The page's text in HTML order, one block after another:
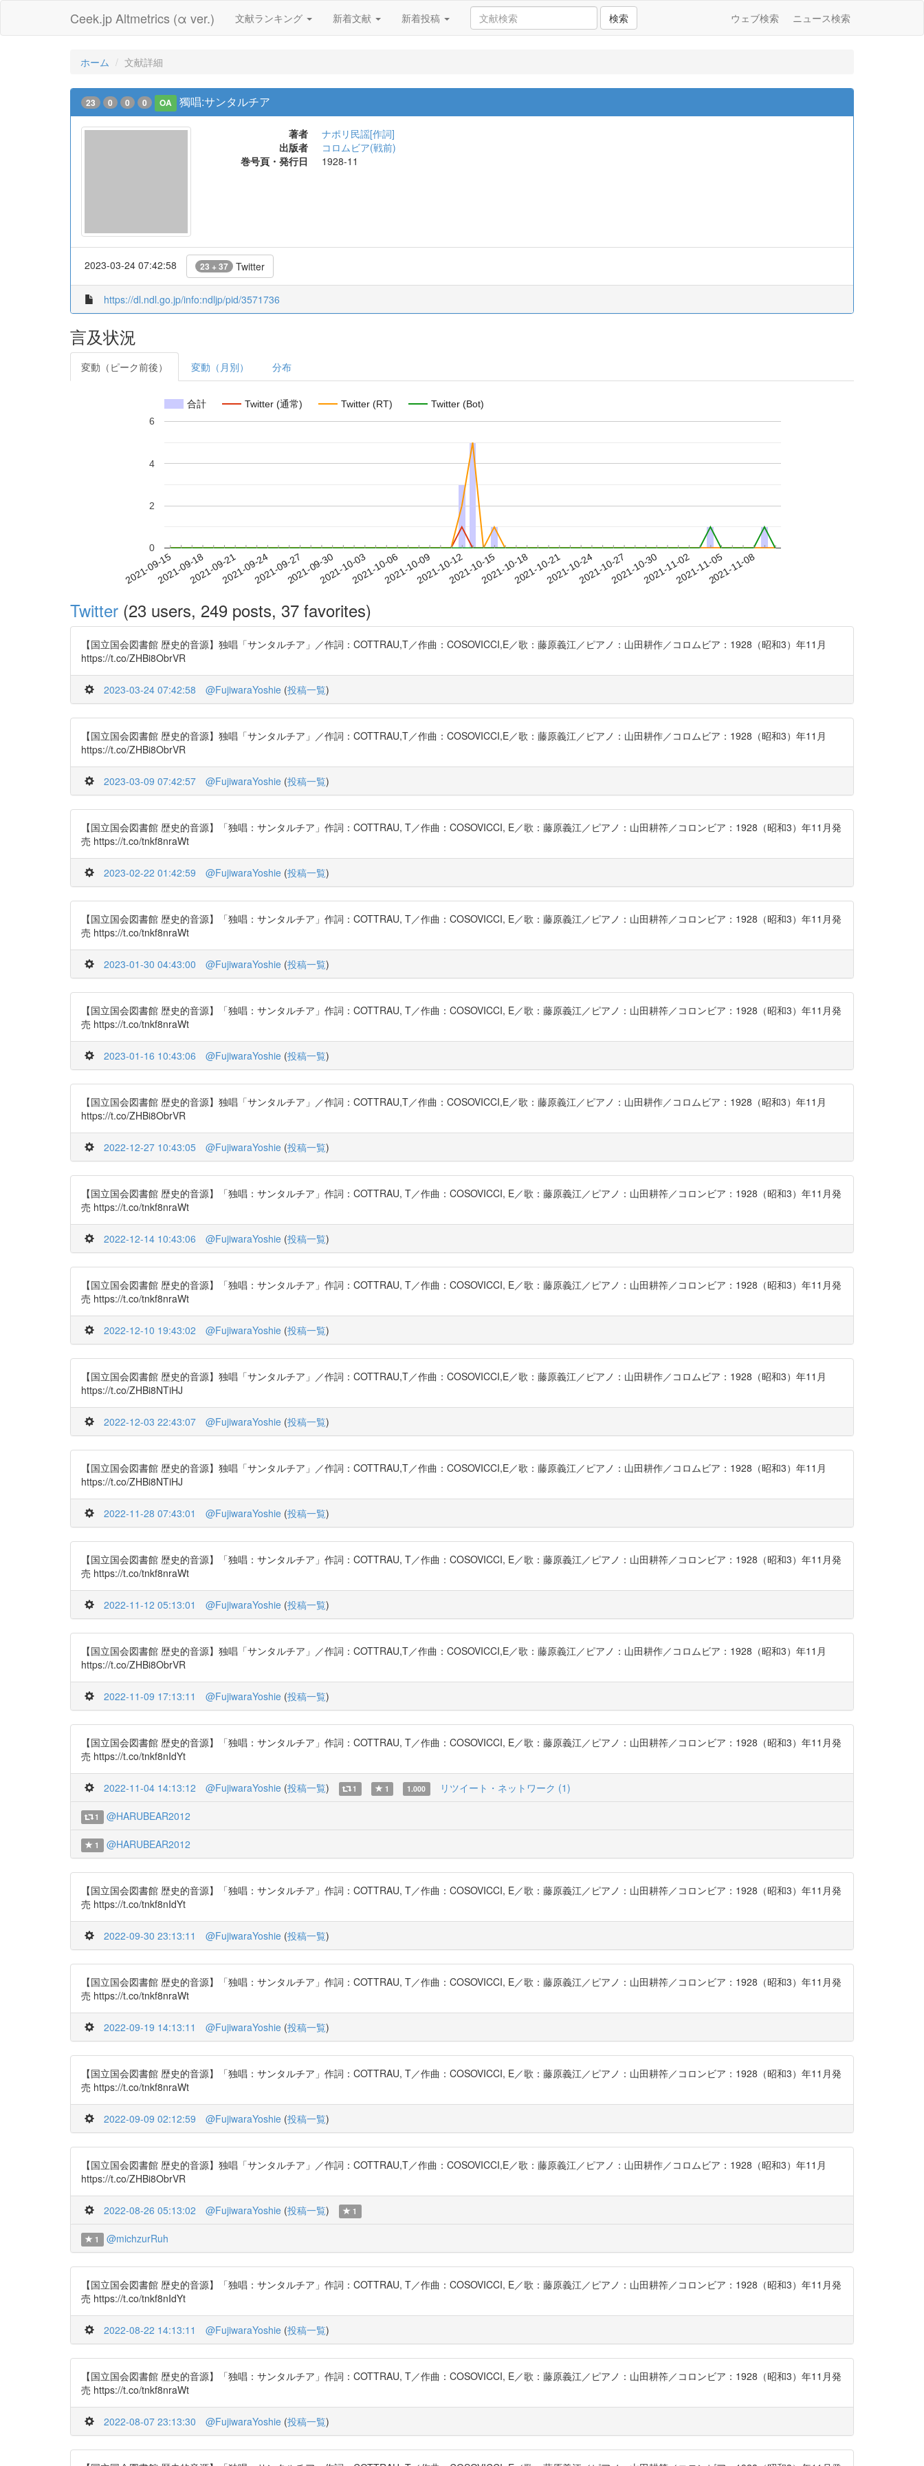
Ceek.jp Altmetrics (α ver.) 文献ランキング 新着文献 新着投稿 検索 ウェブ検索 ニュース検索
ホーム 文献詳細
23 0 0 0 OA 獨唱:サンタルチア
著者
ナポリ民謡[作詞]
出版者
コロムビア(戦前)
巻号頁・発行日
1928-11
2023-03-24 07:42:58 23 + 37 Twitter
https://dl.ndl.go.jp/info:ndljp/pid/3571736
言及状況
変動（ピーク前後） 変動（月別） 分布
合計 Twitter (通常) Twitter (RT) Twitter (Bot)
2021-09-152021-09-182021-09-212021-09-242021-09-272021-09-302021-10-032021-10-062021-10-092021-10-122021-10-152021-10-182021-10-212021-10-242021-10-272021-10-302021-11-022021-11-052021-11-08
0
2
4
6
Twitter (23 users, 249 posts, 37 favorites)
【国立国会図書館 歴史的音源】独唱「サンタルチア」／作詞：COTTRAU,T／作曲：COSOVICCI,E／歌：藤原義江／ピアノ：山田耕作／コロムビア：1928（昭和3）年11月
https://t.co/ZHBi8ObrVR
2023-03-24 07:42:58 @FujiwaraYoshie (投稿一覧)
【国立国会図書館 歴史的音源】独唱「サンタルチア」／作詞：COTTRAU,T／作曲：COSOVICCI,E／歌：藤原義江／ピアノ：山田耕作／コロムビア：1928（昭和3）年11月
https://t.co/ZHBi8ObrVR
2023-03-09 07:42:57 @FujiwaraYoshie (投稿一覧)
【国立国会図書館 歴史的音源】「独唱：サンタルチア」作詞：COTTRAU, T／作曲：COSOVICCI, E／歌：藤原義江／ピアノ：山田耕筰／コロンビア：1928（昭和3）年11月発
売 https://t.co/tnkf8nraWt
2023-02-22 01:42:59 @FujiwaraYoshie (投稿一覧)
【国立国会図書館 歴史的音源】「独唱：サンタルチア」作詞：COTTRAU, T／作曲：COSOVICCI, E／歌：藤原義江／ピアノ：山田耕筰／コロンビア：1928（昭和3）年11月発
売 https://t.co/tnkf8nraWt
2023-01-30 04:43:00 @FujiwaraYoshie (投稿一覧)
【国立国会図書館 歴史的音源】「独唱：サンタルチア」作詞：COTTRAU, T／作曲：COSOVICCI, E／歌：藤原義江／ピアノ：山田耕筰／コロンビア：1928（昭和3）年11月発
売 https://t.co/tnkf8nraWt
2023-01-16 10:43:06 @FujiwaraYoshie (投稿一覧)
【国立国会図書館 歴史的音源】独唱「サンタルチア」／作詞：COTTRAU,T／作曲：COSOVICCI,E／歌：藤原義江／ピアノ：山田耕作／コロムビア：1928（昭和3）年11月
https://t.co/ZHBi8ObrVR
2022-12-27 10:43:05 @FujiwaraYoshie (投稿一覧)
【国立国会図書館 歴史的音源】「独唱：サンタルチア」作詞：COTTRAU, T／作曲：COSOVICCI, E／歌：藤原義江／ピアノ：山田耕筰／コロンビア：1928（昭和3）年11月発
売 https://t.co/tnkf8nraWt
2022-12-14 10:43:06 @FujiwaraYoshie (投稿一覧)
【国立国会図書館 歴史的音源】「独唱：サンタルチア」作詞：COTTRAU, T／作曲：COSOVICCI, E／歌：藤原義江／ピアノ：山田耕筰／コロンビア：1928（昭和3）年11月発
売 https://t.co/tnkf8nraWt
2022-12-10 19:43:02 @FujiwaraYoshie (投稿一覧)
【国立国会図書館 歴史的音源】独唱「サンタルチア」／作詞：COTTRAU,T／作曲：COSOVICCI,E／歌：藤原義江／ピアノ：山田耕作／コロムビア：1928（昭和3）年11月
https://t.co/ZHBi8NTiHJ
2022-12-03 22:43:07 @FujiwaraYoshie (投稿一覧)
【国立国会図書館 歴史的音源】独唱「サンタルチア」／作詞：COTTRAU,T／作曲：COSOVICCI,E／歌：藤原義江／ピアノ：山田耕作／コロムビア：1928（昭和3）年11月
https://t.co/ZHBi8NTiHJ
2022-11-28 07:43:01 @FujiwaraYoshie (投稿一覧)
【国立国会図書館 歴史的音源】「独唱：サンタルチア」作詞：COTTRAU, T／作曲：COSOVICCI, E／歌：藤原義江／ピアノ：山田耕筰／コロンビア：1928（昭和3）年11月発
売 https://t.co/tnkf8nraWt
2022-11-12 05:13:01 @FujiwaraYoshie (投稿一覧)
【国立国会図書館 歴史的音源】独唱「サンタルチア」／作詞：COTTRAU,T／作曲：COSOVICCI,E／歌：藤原義江／ピアノ：山田耕作／コロムビア：1928（昭和3）年11月
https://t.co/ZHBi8ObrVR
2022-11-09 17:13:11 @FujiwaraYoshie (投稿一覧)
【国立国会図書館 歴史的音源】「独唱：サンタルチア」作詞：COTTRAU, T／作曲：COSOVICCI, E／歌：藤原義江／ピアノ：山田耕筰／コロンビア：1928（昭和3）年11月発
売 https://t.co/tnkf8nIdYt
2022-11-04 14:13:12 @FujiwaraYoshie (投稿一覧) 1 1 1.000 リツイート・ネットワーク (1)
1 @HARUBEAR2012
1 @HARUBEAR2012
【国立国会図書館 歴史的音源】「独唱：サンタルチア」作詞：COTTRAU, T／作曲：COSOVICCI, E／歌：藤原義江／ピアノ：山田耕筰／コロンビア：1928（昭和3）年11月発
売 https://t.co/tnkf8nIdYt
2022-09-30 23:13:11 @FujiwaraYoshie (投稿一覧)
【国立国会図書館 歴史的音源】「独唱：サンタルチア」作詞：COTTRAU, T／作曲：COSOVICCI, E／歌：藤原義江／ピアノ：山田耕筰／コロンビア：1928（昭和3）年11月発
売 https://t.co/tnkf8nraWt
2022-09-19 14:13:11 @FujiwaraYoshie (投稿一覧)
【国立国会図書館 歴史的音源】「独唱：サンタルチア」作詞：COTTRAU, T／作曲：COSOVICCI, E／歌：藤原義江／ピアノ：山田耕筰／コロンビア：1928（昭和3）年11月発
売 https://t.co/tnkf8nraWt
2022-09-09 02:12:59 @FujiwaraYoshie (投稿一覧)
【国立国会図書館 歴史的音源】独唱「サンタルチア」／作詞：COTTRAU,T／作曲：COSOVICCI,E／歌：藤原義江／ピアノ：山田耕作／コロムビア：1928（昭和3）年11月
https://t.co/ZHBi8ObrVR
2022-08-26 05:13:02 @FujiwaraYoshie (投稿一覧) 1
1 @michzurRuh
【国立国会図書館 歴史的音源】「独唱：サンタルチア」作詞：COTTRAU, T／作曲：COSOVICCI, E／歌：藤原義江／ピアノ：山田耕筰／コロンビア：1928（昭和3）年11月発
売 https://t.co/tnkf8nIdYt
2022-08-22 14:13:11 @FujiwaraYoshie (投稿一覧)
【国立国会図書館 歴史的音源】「独唱：サンタルチア」作詞：COTTRAU, T／作曲：COSOVICCI, E／歌：藤原義江／ピアノ：山田耕筰／コロンビア：1928（昭和3）年11月発
売 https://t.co/tnkf8nraWt
2022-08-07 23:13:30 @FujiwaraYoshie (投稿一覧)